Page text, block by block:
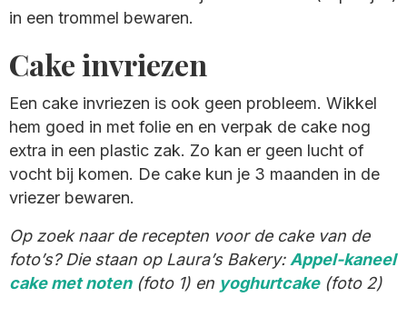
in een trommel bewaren.
Cake invriezen
Een cake invriezen is ook geen probleem. Wikkel
hem goed in met folie en en verpak de cake nog
extra in een plastic zak. Zo kan er geen lucht of
vocht bij komen. De cake kun je 3 maanden in de
vriezer bewaren.
Op zoek naar de recepten voor de cake van de
foto’s? Die staan op Laura’s Bakery:Appel-kaneel
cake met noten(foto 1) en yoghurtcake(foto 2)